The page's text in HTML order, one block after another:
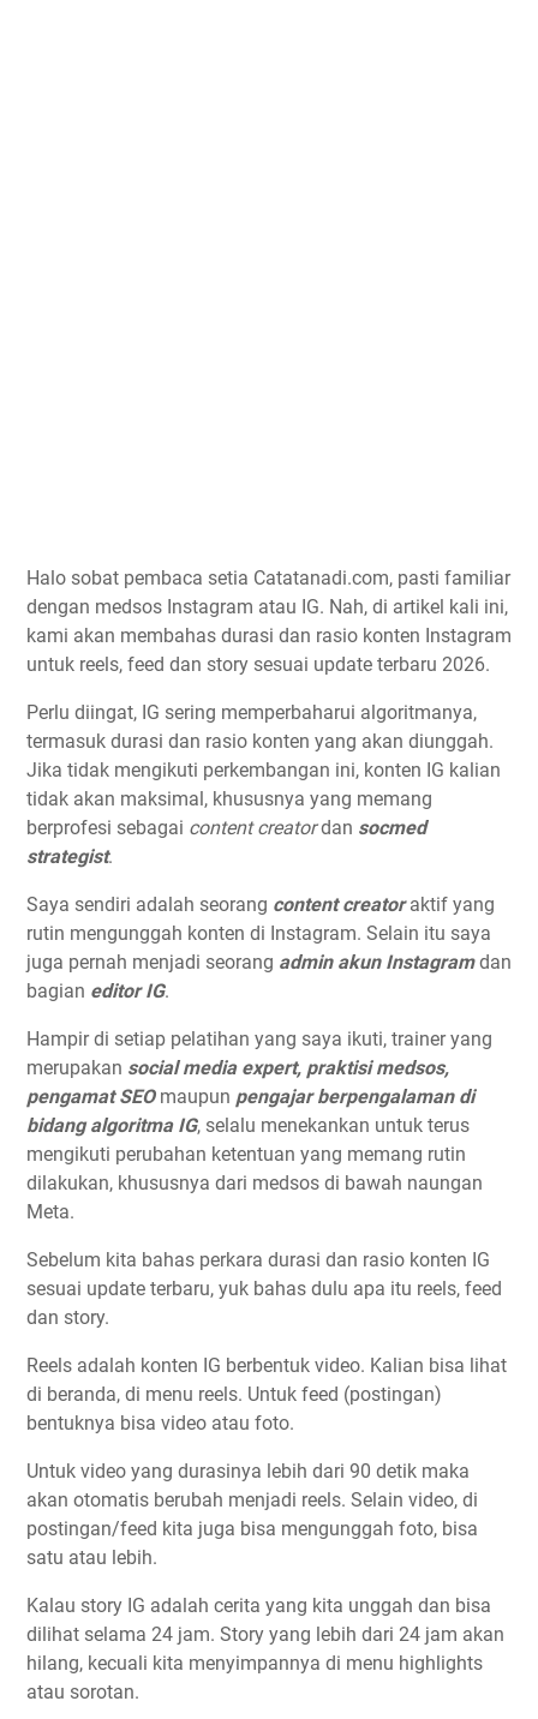
Halo sobat pembaca setia Catatanadi.com, pasti familiar
dengan medsos Instagram atau IG. Nah, di artikel kali ini,
kami akan membahas durasi dan rasio konten Instagram
untuk reels, feed dan story sesuai update terbaru 2026.
Perlu diingat, IG sering memperbaharui algoritmanya,
termasuk durasi dan rasio konten yang akan diunggah.
Jika tidak mengikuti perkembangan ini, konten IG kalian
tidak akan maksimal, khususnya yang memang
berprofesi sebagai content creatordan socmed
strategist.
Saya sendiri adalah seorang content creatoraktif yang
rutin mengunggah konten di Instagram. Selain itu saya
juga pernah menjadi seorang admin akun Instagramdan
bagian editor IG.
Hampir di setiap pelatihan yang saya ikuti, trainer yang
merupakan social media expert, praktisi medsos,
pengamat SEOmaupun pengajar berpengalaman di
bidang algoritma IG, selalu menekankan untuk terus
mengikuti perubahan ketentuan yang memang rutin
dilakukan, khususnya dari medsos di bawah naungan
Meta.
Sebelum kita bahas perkara durasi dan rasio konten IG
sesuai update terbaru, yuk bahas dulu apa itu reels, feed
dan story.
Reels adalah konten IG berbentuk video. Kalian bisa lihat
di beranda, di menu reels. Untuk feed (postingan)
bentuknya bisa video atau foto.
Untuk video yang durasinya lebih dari 90 detik maka
akan otomatis berubah menjadi reels. Selain video, di
postingan/feed kita juga bisa mengunggah foto, bisa
satu atau lebih.
Kalau story IG adalah cerita yang kita unggah dan bisa
dilihat selama 24 jam. Story yang lebih dari 24 jam akan
hilang, kecuali kita menyimpannya di menu highlights
atau sorotan.